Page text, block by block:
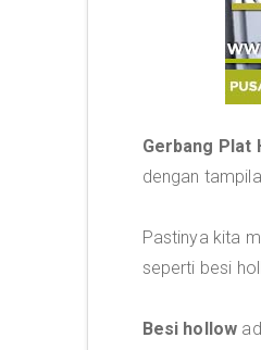
Gerbang Plat
dengan
Pastinya kita
seperti besi
Besi hollow